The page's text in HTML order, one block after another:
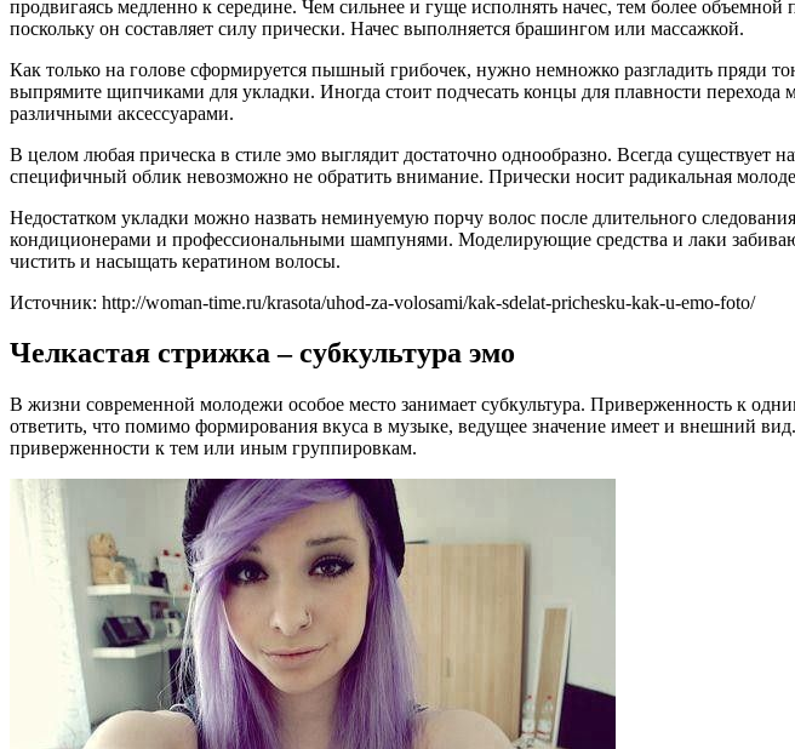
продвигаясь медленно к середине. Чем сильнее и гуще исполнять начес, тем более
поскольку он составляет силу прически. Начес выполняется брашингом или массажкой.
Как только на голове сформируется пышный грибочек, нужно немножко разгладить пряди
выпрямите щипчиками для укладки. Иногда стоит подчесать концы для плавности
различными аксессуарами.
В целом любая прическа в стиле эмо выглядит достаточно однообразно. Всегда
специфичный облик невозможно не обратить внимание. Прически носит радикальная
Недостатком укладки можно назвать неминуемую порчу волос после длительного
кондиционерами и профессиональными шампунями. Моделирующие средства и лаки
чистить и насыщать кератином волосы.
Источник: http://woman-time.ru/krasota/uhod-za-volosami/kak-sdelat-prichesku-kak-u-emo-foto/
Челкастая стрижка – субкультура эмо
В жизни современной молодежи особое место занимает субкультура. Приверженность к
ответить, что помимо формирования вкуса в музыке, ведущее значение имеет и внешний
приверженности к тем или иным группировкам.